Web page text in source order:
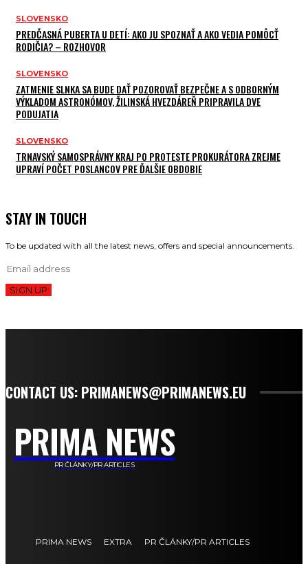
SLOVENSKO
PREDČASNÁ PUBERTA U DETÍ: AKO JU SPOZNAŤ A AKO VEDIA POMÔCŤ
RODIČIA? – ROZHOVOR
SLOVENSKO
ZATMENIE SLNKA SA BUDE DAŤ POZOROVAŤ BEZPEČNE A S ODBORNÝM
VÝKLADOM ASTRONÓMOV, ŽILINSKÁ HVEZDÁREŇ PRIPRAVILA DVE
PODUJATIA
SLOVENSKO
TRNAVSKÝ SAMOSPRÁVNY KRAJ PO PROTESTE PROKURÁTORA ZREJME
UPRAVÍ POČET POSLANCOV PRE ĎALŠIE OBDOBIE
STAY IN TOUCH
To be updated with all the latest news, offers and special announcements.
SIGN UP
CONTACT US: PRIMANEWS@PRIMANEWS.EU
PRIMA NEWS
PR ČLÁNKY/PR ARTICLES
PRIMA NEWS EXTRA PR ČLÁNKY/PR ARTICLES